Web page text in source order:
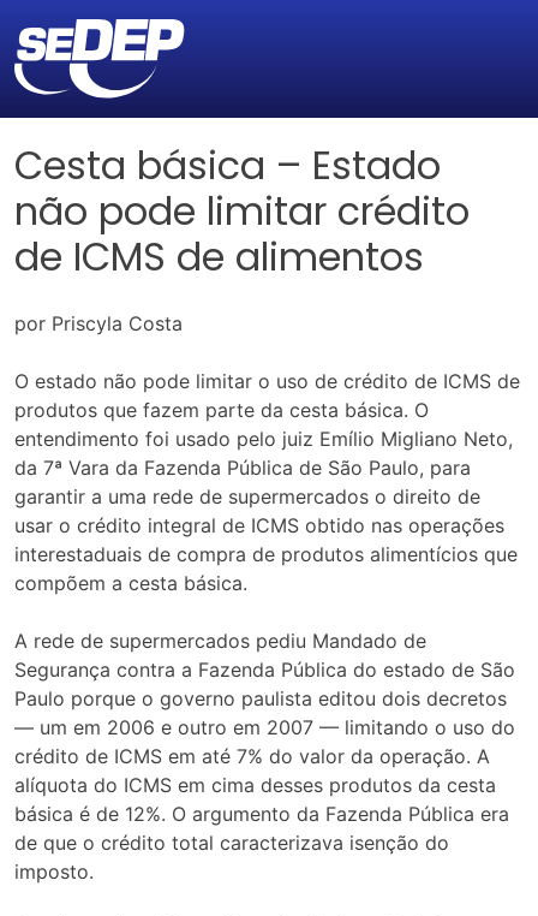
Cesta básica – Estado
não pode limitar crédito
de ICMS de alimentos
por Priscyla Costa
O estado não pode limitar o uso de crédito de ICMS de
produtos que fazem parte da cesta básica. O
entendimento foi usado pelo juiz Emílio Migliano Neto,
da 7ª Vara da Fazenda Pública de São Paulo, para
garantir a uma rede de supermercados o direito de
usar o crédito integral de ICMS obtido nas operações
interestaduais de compra de produtos alimentícios que
compõem a cesta básica.
A rede de supermercados pediu Mandado de
Segurança contra a Fazenda Pública do estado de São
Paulo porque o governo paulista editou dois decretos
— um em 2006 e outro em 2007 — limitando o uso do
crédito de ICMS em até 7% do valor da operação. A
alíquota do ICMS em cima desses produtos da cesta
básica é de 12%. O argumento da Fazenda Pública era
de que o crédito total caracterizava isenção do
imposto.